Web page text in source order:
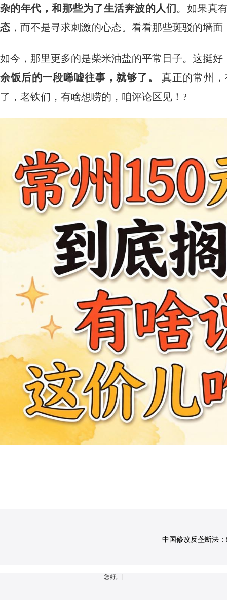
杂的年代，和那些为了生活奔波的人们 。如果真
态 ，而不是寻求刺激的心态。看看那些斑驳的墙
如今，那里更多的是柴米油盐的平常日子。这挺好
余饭后的一段唏嘘往事，就够了。
真正的常州
了，老铁们，有啥想唠的，咱评论区见！?
中国修改反垄断法
您好, |